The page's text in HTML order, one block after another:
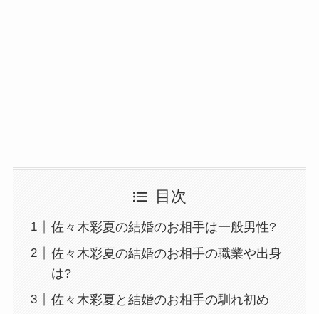
目次
佐々木彩夏の結婚のお相手は一般男性?
佐々木彩夏の結婚のお相手の職業や出身
は?
佐々木彩夏と結婚のお相手の馴れ初め